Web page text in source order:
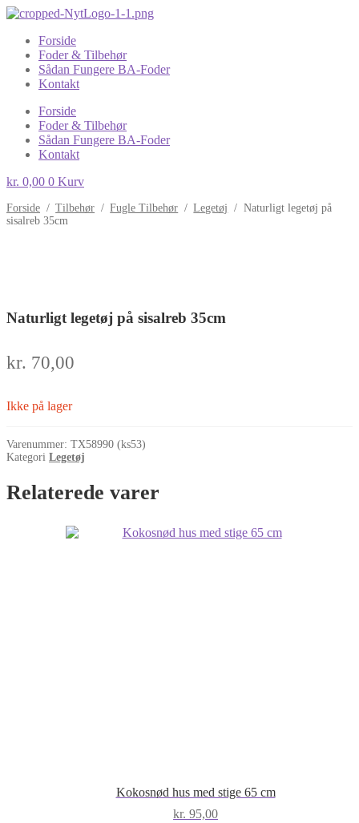
Forside
Foder & Tilbehør
Sådan Fungere BA-Foder
Kontakt
Forside
Foder & Tilbehør
Sådan Fungere BA-Foder
Kontakt
kr. 0,00 0 Kurv
Forside / Tilbehør / Fugle Tilbehør / Legetøj / Naturligt legetøj på
sisalreb 35cm
Naturligt legetøj på sisalreb 35cm
kr. 70,00
Ikke på lager
Varenummer: TX58990 (ks53)
Kategori Legetøj
Relaterede varer
Kokosnød hus med stige 65 cm
kr. 95,00